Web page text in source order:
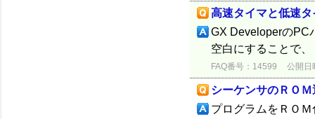
高速タイマと低速
GX DeveloperのPC
空白にすることで
FAQ番号：14599 公開日
シーケンサのＲＯ
プログラムをＲＯ